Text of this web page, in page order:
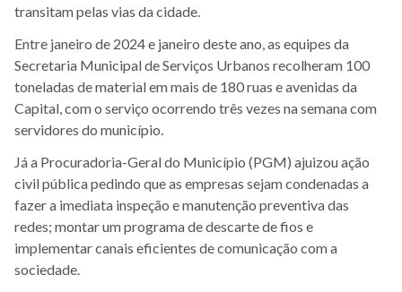
transitam pelas vias da cidade.
Entre janeiro de 2024 e janeiro deste ano, as equipes da
Secretaria Municipal de Serviços Urbanos recolheram 100
toneladas de material em mais de 180 ruas e avenidas da
Capital, com o serviço ocorrendo três vezes na semana com
servidores do município.
Já a Procuradoria-Geral do Município (PGM) ajuizou ação
civil pública pedindo que as empresas sejam condenadas a
fazer a imediata inspeção e manutenção preventiva das
redes; montar um programa de descarte de fios e
implementar canais eficientes de comunicação com a
sociedade.